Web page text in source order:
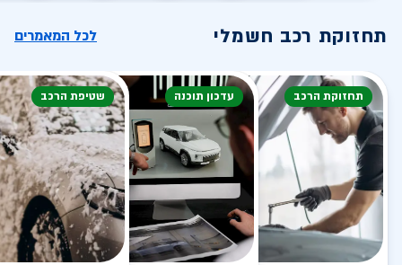
תחזוקת רכב חשמלי לכל המאמרים
תחזוקת הרכב עדכון תוכנה שטיפת הרכב